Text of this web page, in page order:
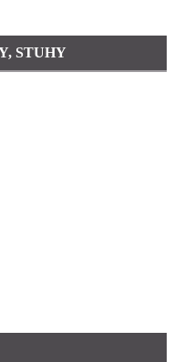
STUHY